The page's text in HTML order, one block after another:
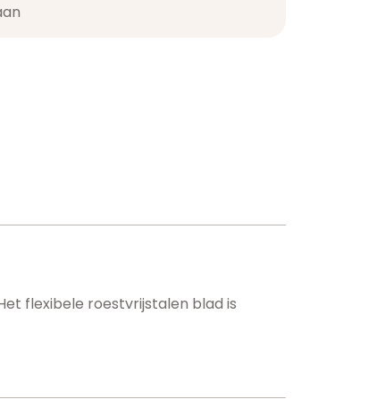
flexibele roestvrijstalen blad is